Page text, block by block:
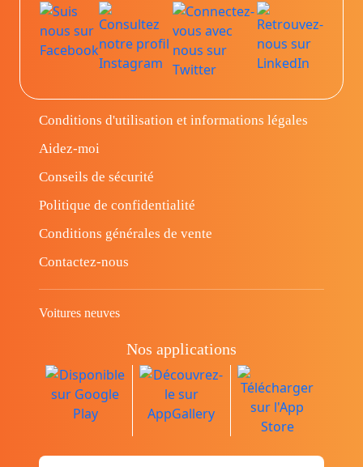
Conditions d'utilisation et informations légales
Aidez-moi
Conseils de sécurité
Politique de confidentialité
Conditions générales de vente
Contactez-nous
Voitures neuves
Nos applications